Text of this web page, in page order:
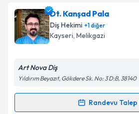
takvim hazırlandığında e-posta
E-posta Adresiniz
Kişisel verilerimin işlenmesine
Metni'ni okudum ve kişisel
kapsamda işlenmesini kabul
Dt. Kanşad Pala
Diş Hekimi +1diğer
Kayseri, Melikgazi
Art Nova Diş
Yıldırım Beyazıt, Gökdere Sk. No: 3 D:B, 38140
Randevu Talep
Randevu Takvimi Talebi